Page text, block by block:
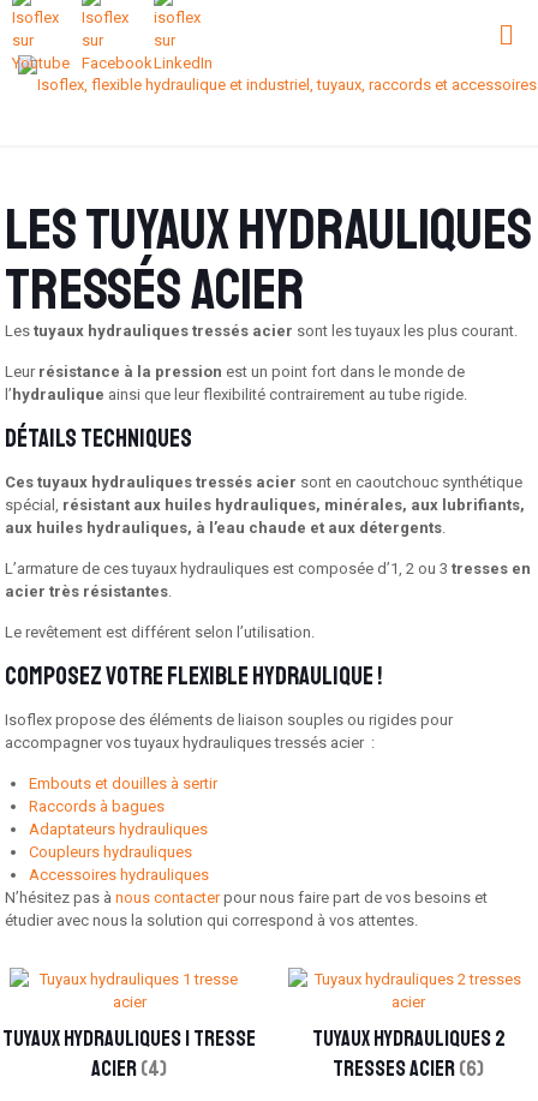
Les tuyaux hydrauliques
tressés acier
Lestuyaux hydrauliques tressés acier sont les tuyaux les plus courant.
Leur résistance à la pression est un point fort dans le monde de
l’ hydraulique ainsi que leur flexibilité contrairement au tube rigide.
Détails techniques
Ces tuyaux hydrauliques tressés acier sont en caoutchouc synthétique
spécial, résistant aux huiles hydrauliques, minérales, aux lubrifiants,
aux huiles hydrauliques, à l’eau chaude et aux détergents.
L’armature de ces tuyaux hydrauliques est composée d’1, 2 ou 3 tresses en
acier très résistantes.
Le revêtement est différent selon l’utilisation.
Composez votre flexible hydraulique !
Isoflex propose des éléments de liaison souples ou rigides pour
accompagner vos tuyaux hydrauliques tressés acier :
Embouts et douilles à sertir
Raccords à bagues
Adaptateurs hydrauliques
Coupleurs hydrauliques
Accessoires hydrauliques
N’hésitez pas ànous contacterpour nous faire part de vos besoins et
étudier avec nous la solution qui correspond à vos attentes.
Tuyaux hydrauliques 1 tresse
acier(4)
Tuyaux hydrauliques 2
tresses acier(6)